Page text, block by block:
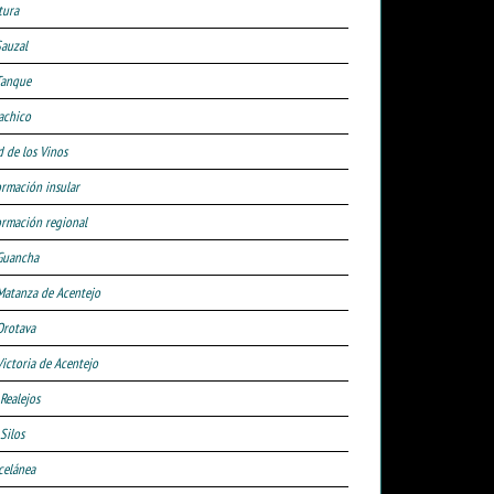
de los Vinos
insular
regional
de Acentejo
de Acentejo